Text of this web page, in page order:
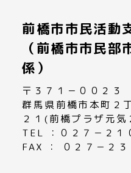
前橋市市民活動
（前橋市市民部
係）
〒３７１－００２３
群馬県前橋市本町２
２１(前橋プラザ元
TEL ：０２７－２
FAX ： ０２７－２３